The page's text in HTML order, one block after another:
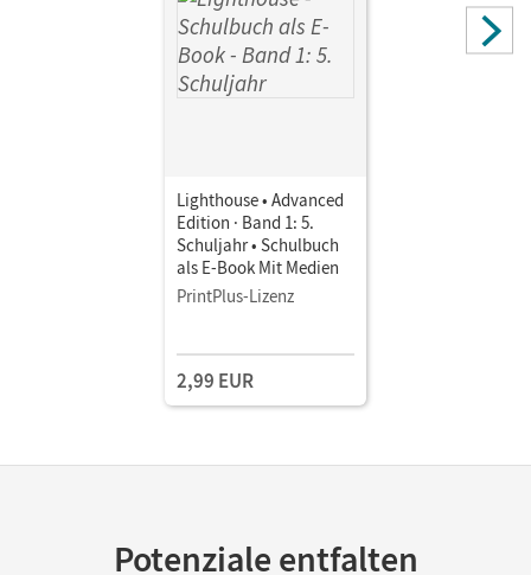
Lighthouse • Advanced
Edition · Band 1: 5.
Schuljahr • Schulbuch
als E-Book Mit Medien
PrintPlus-Lizenz
2,99 EUR
Potenziale entfalten